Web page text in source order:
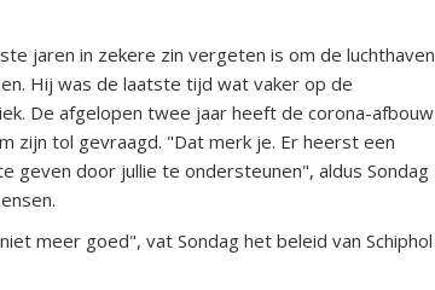
jaren in zekere zin vergeten is om de luchthaven
Hij was de laatste tijd wat vaker op de
De afgelopen twee jaar heeft de corona-afbouw
zijn tol gevraagd. "Dat merk je. Er heerst een
geven door jullie te ondersteunen", aldus Sondag
meer goed", vat Sondag het beleid van Schiphol